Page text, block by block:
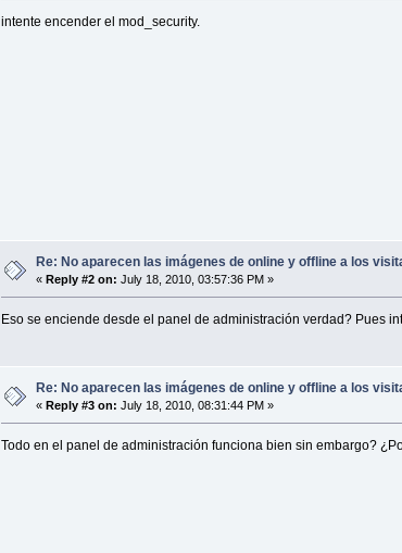
intente encender el mod_security.
Re: No aparecen las imágenes de online y offline a los
«Reply #2 on: July 18, 2010, 03:57:36 PM »
Eso se enciende desde el panel de administración verdad? Pues
Re: No aparecen las imágenes de online y offline a los
« Reply #3 on: July 18, 2010, 08:31:44 PM »
Todo en el panel de administración funciona bien sin embargo?